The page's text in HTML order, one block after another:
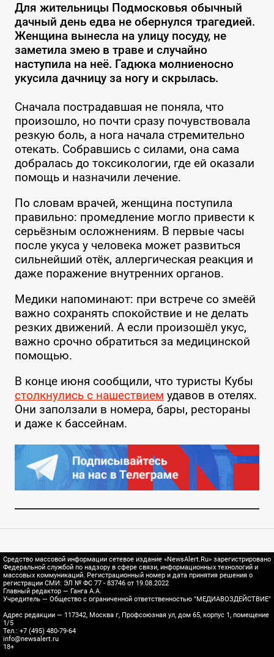
Для жительницы Подмосковья обычный
дачный день едва не обернулся трагедией.
Женщина вынесла на улицу посуду, не
заметила змею в траве и случайно
наступила на неё. Гадюка молниеносно
укусила дачницу за ногу и скрылась.
Сначала пострадавшая не поняла, что
произошло, но почти сразу почувствовала
резкую боль, а нога начала стремительно
отекать. Собравшись с силами, она сама
добралась до токсикологии, где ей оказали
помощь и назначили лечение.
По словам врачей, женщина поступила
правильно: промедление могло привести к
серьёзным осложнениям. В первые часы
после укуса у человека может развиться
сильнейший отёк, аллергическая реакция и
даже поражение внутренних органов.
Медики напоминают: при встрече со змеёй
важно сохранять спокойствие и не делать
резких движений. А если произошёл укус,
важно срочно обратиться за медицинской
помощью.
В конце июня сообщили, что туристы Кубы
столкнулись с нашествием удавов в отелях.
Они заползали в номера, бары, рестораны
и даже к бассейнам.
Средство массовой информации сетевое издание «NewsAlert.Ru» зарегистрировано
Федеральной службой по надзору в сфере связи, информационных технологий и
массовых коммуникаций. Регистрационный номер и дата принятия решения о
регистрации СМИ: ЭЛ № ФС 77 - 83746 от 19.08.2022
Главный редактор — Ганга А.А.
Учредитель — Общество с ограниченной ответственностью "МЕДИАВОЗДЕЙСТВИЕ"
Адрес редакции — 117342, Москва г, Профсоюзная ул, дом 65, корпус 1, помещение
1/5
Тел.: +7 (495) 480-79-64
info@newsalert.ru
18+